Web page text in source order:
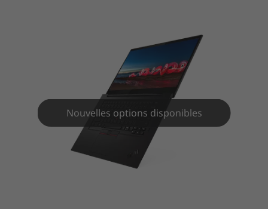
Ordinateur portable ThinkPad X1
Nouvelles options disponibles